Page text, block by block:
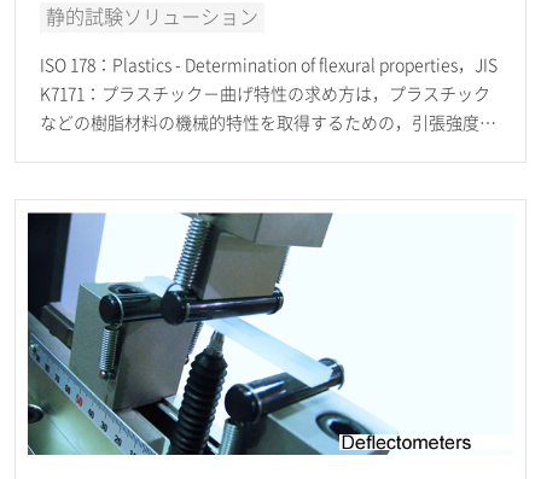
静的試験ソリューション
ISO 178：Plastics - Determination of flexural properties，JIS
K7171：プラスチック－曲げ特性の求め方は，プラスチック
などの樹脂材料の機械的特性を取得するための，引張強度試